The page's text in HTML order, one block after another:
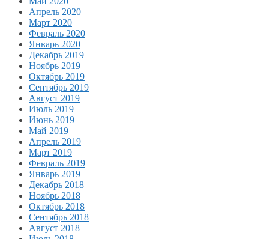
Апрель 2020
Март 2020
Февраль 2020
Январь 2020
Декабрь 2019
Ноябрь 2019
Октябрь 2019
Сентябрь 2019
Август 2019
Июль 2019
Июнь 2019
Май 2019
Апрель 2019
Март 2019
Февраль 2019
Январь 2019
Декабрь 2018
Ноябрь 2018
Октябрь 2018
Сентябрь 2018
Август 2018